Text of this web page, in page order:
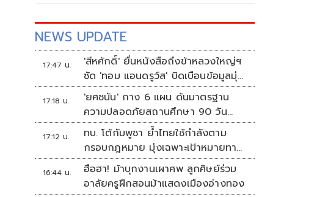
NEWS UPDATE
17:47 น.
'สีหศักดิ์' ยื่นหนังสือถึงข้าหลวงใหญ่ฯ
ซัด 'ทอม แอนดรูว์ส' บิดเบือนข้อมูลมุ่ง
แสวงหาผลประโยชน์ทางการเมือง
17:18 น.
'ยศชนัน' กาง 6 แผน ดันมาตรฐาน
ความปลอดภัยสถานศึกษา 90 วัน
ป้องกันก่อเหตุรุนแรง
17:12 น.
ทบ. โต้กัมพูชา ย้ำไทยใช้กำลังตาม
กรอบกฎหมาย มุ่งเฉพาะเป้าหมายทาง
ทหาร
16:44 น.
ฮือฮา! ม้าบุกงานเผาศพ ลูกศิษย์ร่วม
อาลัยครูฝึกสอนม้าแสดงเมืองอ่างทอง